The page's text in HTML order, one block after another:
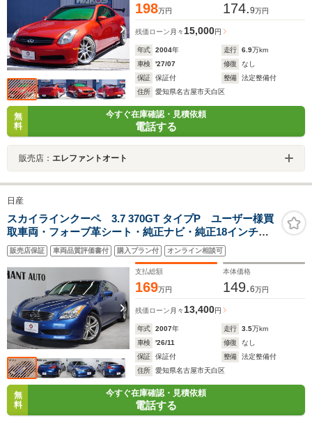
198万円 174.9万円
残価ローン 月々15,000円
年式 2004年 走行 6.9万km
車検
'27/07 修復
なし
保証
保証付 整備
法定整備付
住所
愛知県名古屋市天白区
無
料
今すぐ在庫確認・見積依頼
電話する
販売店： エレファントオート
日産
スカイラインクーペ 3.7 370GT タイプP ユーザー様買
取車両・フォーブ革シート・純正ナビ・純正18インチア
ルミホイール・オプションリアスポイラー・ETC・木目
パネル・バックカメラ・Bluetooth・パワーシート・シー
トヒーター・インフィニティエンブレム
販売店保証 車両品質評価書付 購入プラン付 オンライン相談可
支払総額
169万円
本体価格
149.6万円
残価ローン 月々 13,400円
年式 2007年 走行 3.5万km
車検
'26/11 修復
なし
保証
保証付 整備
法定整備付
住所
愛知県名古屋市天白区
無
料
今すぐ在庫確認・見積依頼
電話する